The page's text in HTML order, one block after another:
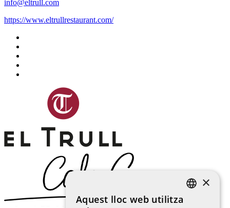
info@eltrull.com
https://www.eltrullrestaurant.com/
×
Aquest lloc web utilitza